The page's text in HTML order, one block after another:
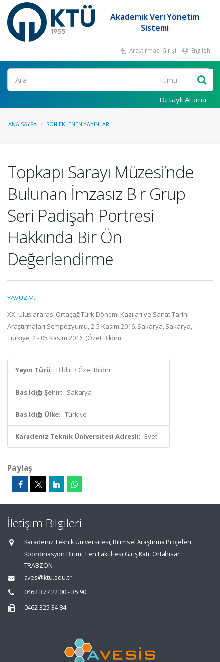
Akademik Veri Yönetim
Sistemi
Araştırmacı Girişi English
Ara
Detaylı Arama
ANA SAYFA SON EKLENEN YAYINLAR
Topkapı Sarayı Müzesi’nde
Bulunan İmzasız Bir Grup
Seri Padişah Portresi
Hakkında Bir Ön
Değerlendirme
YAVUZ M.
XX. Uluslararası Ortaçağ Türk Dönemi Kazıları ve Sanat Tarihi
Araştırmaları Sempozyumu, 2-5 Kasım 2016. Sakarya, Sakarya,
Türkiye, 2 - 05 Kasım 2016, (Özet Bildiri)
Yayın Türü: Bildiri / Özet Bildiri
Basıldığı Şehir: Sakarya
Basıldığı Ülke: Türkiye
Karadeniz Teknik Üniversitesi Adresli: Evet
Paylaş
İletişim Bilgileri
Karadeniz Teknik Üniversitesi, Bilimsel Araştırma Projeleri
Koordinasyon Birimi, Fen Fakültesi Giriş Katı, Ortahisar
TRABZON
aves@ktu.edu.tr
0462 377 22 00 - 35 90
0462 325 34 84